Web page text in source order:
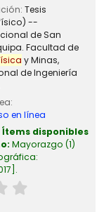
Tesis
--
de San
Facultad de
y Minas,
de Ingeniería
en línea
Ítems disponibles
Mayorazgo (1)
.